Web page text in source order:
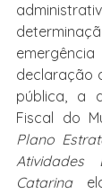
declaração
pública, a
Plano
Atividades
Catarina